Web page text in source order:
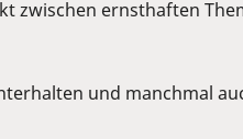
zwischen ernsthaften
und manchmal